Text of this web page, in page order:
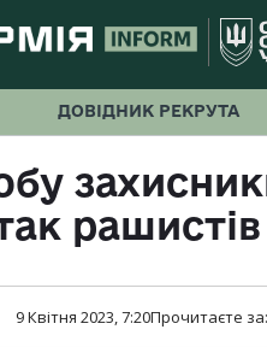
ДОВІДНИК РЕКРУТА
9 Квітня 2023, 7:20Прочитаєте за: